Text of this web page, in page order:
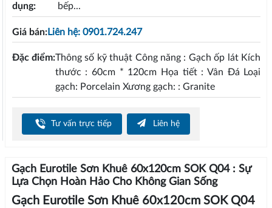
dụng:
bếp...
Giá bán:Liên hệ: 0901.724.247
Đặc điểm:Thông số kỹ thuật Công năng : Gạch ốp lát Kích
thước : 60cm * 120cm Họa tiết : Vân Đá Loại
gạch: Porcelain Xương gạch: : Granite
Tư vấn trực tiếp Liên hệ
Gạch Eurotile Sơn Khuê 60x120cm SOK Q04 : Sự
Lựa Chọn Hoàn Hảo Cho Không Gian Sống
Gạch Eurotile Sơn Khuê 60x120cm SOK Q04